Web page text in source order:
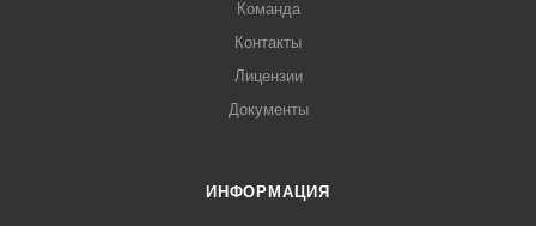
Команда
Контакты
Лицензии
Документы
ИНФОРМАЦИЯ